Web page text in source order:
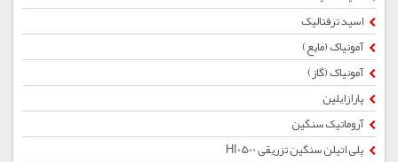
اسید ترفتالیک
آمونیاک (مایع)
آمونیاک (گاز)
پارازایلین
آروماتیک سنگین
پلی اتیلن سنگین تزریقی HI0500